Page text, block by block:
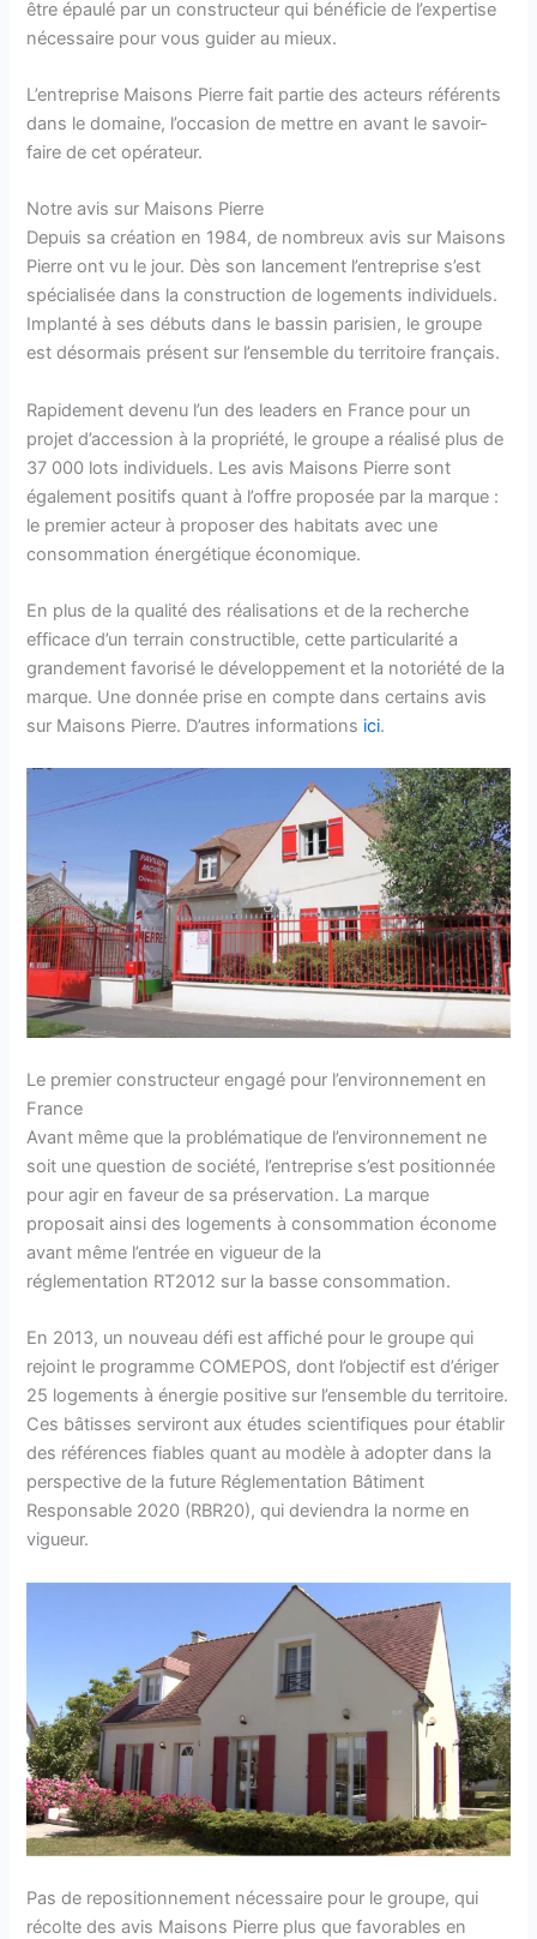
être épaulé par un constructeur qui bénéficie de l’expertise
nécessaire pour vous guider au mieux.
L’entreprise Maisons Pierre fait partie des acteurs référents
dans le domaine, l’occasion de mettre en avant le savoir-
faire de cet opérateur.
Notre avis sur Maisons Pierre
Depuis sa création en 1984, de nombreux avis sur Maisons
Pierre ont vu le jour. Dès son lancement l’entreprise s’est
spécialisée dans la construction de logements individuels.
Implanté à ses débuts dans le bassin parisien, le groupe
est désormais présent sur l’ensemble du territoire français.
Rapidement devenu l’un des leaders en France pour un
projet d’accession à la propriété, le groupe a réalisé plus de
37 000 lots individuels. Les avis Maisons Pierre sont
également positifs quant à l’offre proposée par la marque :
le premier acteur à proposer des habitats avec une
consommation énergétique économique.
En plus de la qualité des réalisations et de la recherche
efficace d’un terrain constructible, cette particularité a
grandement favorisé le développement et la notoriété de la
marque. Une donnée prise en compte dans certains avis
sur Maisons Pierre. D’autres informations ici.
Le premier constructeur engagé pour l’environnement en
France
Avant même que la problématique de l’environnement ne
soit une question de société, l’entreprise s’est positionnée
pour agir en faveur de sa préservation. La marque
proposait ainsi des logements à consommation économe
avant même l’entrée en vigueur de la
réglementation RT2012 sur la basse consommation.
En 2013, un nouveau défi est affiché pour le groupe qui
rejoint le programme COMEPOS, dont l’objectif est d’ériger
25 logements à énergie positive sur l’ensemble du territoire.
Ces bâtisses serviront aux études scientifiques pour établir
des références fiables quant au modèle à adopter dans la
perspective de la future Réglementation Bâtiment
Responsable 2020 (RBR20), qui deviendra la norme en
vigueur.
Pas de repositionnement nécessaire pour le groupe, qui
récolte des avis Maisons Pierre plus que favorables en